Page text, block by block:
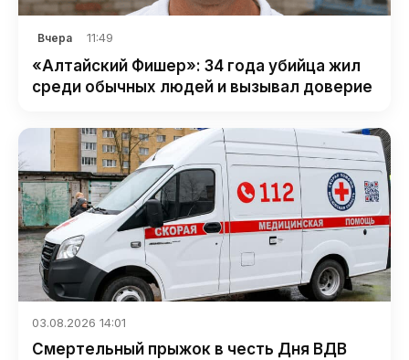
Вчера 11:49
«Алтайский Фишер»: 34 года убийца жил
среди обычных людей и вызывал доверие
03.08.2026 14:01
Смертельный прыжок в честь Дня ВДВ